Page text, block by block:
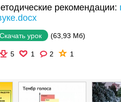
рекомендации:
Скачать урок (63,93 Мб)
5 1 2 1